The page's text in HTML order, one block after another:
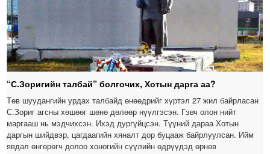
“С.Зоригийн талбай” болгочих, Хотын дарга аа?
Төв шуудангийн урдах талбайд өнөөдрийг хүртэл 27 жил байрласан
С.Зориг агсны хөшөөг шөнө дөлөөр нүүлгэсэн. Гэвч олон нийт
маргааш нь мэдчихсэн. Ихэд дургүйцсэн. Түүний дараа Хотын
даргын шийдвэр, цагдаагийн хяналт дор буцааж байрлуулсан. Ийм
явдал өнгөрөгч долоо хоногийн сүүлийн өдрүүдэд өрнөв